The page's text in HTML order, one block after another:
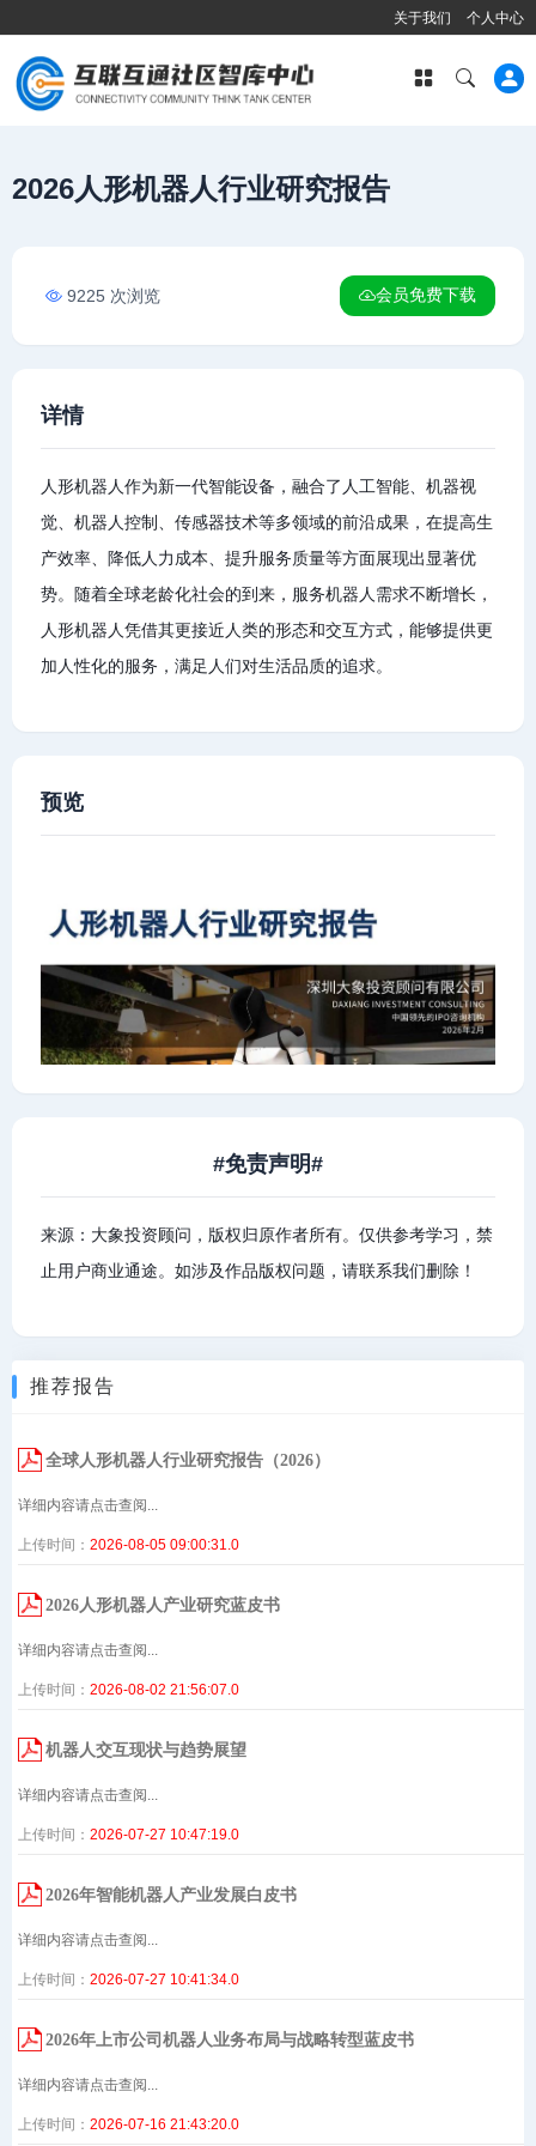
关于我们 个人中心
2026人形机器人行业研究报告
9225 次浏览 会员免费下载
详情
人形机器人作为新一代智能设备，融合了人工智能、机器视
觉、机器人控制、传感器技术等多领域的前沿成果，在提高生
产效率、降低人力成本、提升服务质量等方面展现出显著优
势。随着全球老龄化社会的到来，服务机器人需求不断增长，
人形机器人凭借其更接近人类的形态和交互方式，能够提供更
加人性化的服务，满足人们对生活品质的追求。
预览
#免责声明#
来源：大象投资顾问，版权归原作者所有。仅供参考学习，禁
止用户商业通途。如涉及作品版权问题，请联系我们删除！
推荐报告
全球人形机器人行业研究报告（2026）
详细内容请点击查阅...
上传时间： 2026-08-05 09:00:31.0
2026人形机器人产业研究蓝皮书
详细内容请点击查阅...
上传时间： 2026-08-02 21:56:07.0
机器人交互现状与趋势展望
详细内容请点击查阅...
上传时间： 2026-07-27 10:47:19.0
2026年智能机器人产业发展白皮书
详细内容请点击查阅...
上传时间： 2026-07-27 10:41:34.0
2026年上市公司机器人业务布局与战略转型蓝皮书
详细内容请点击查阅...
上传时间： 2026-07-16 21:43:20.0